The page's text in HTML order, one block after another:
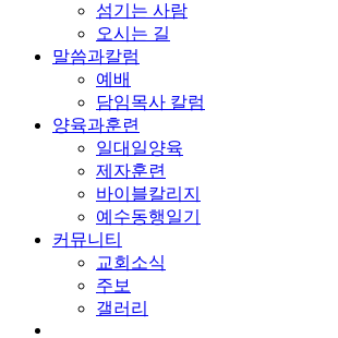
섬기는 사람
오시는 길
말씀과칼럼
예배
담임목사 칼럼
양육과훈련
일대일양육
제자훈련
바이블칼리지
예수동행일기
커뮤니티
교회소식
주보
갤러리